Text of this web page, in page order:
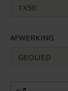
1X50
AFWERKING
GEOLIED